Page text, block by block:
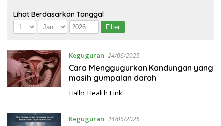
Lihat Berdasarkan Tanggal
Keguguran 24/06/2025
Cara Menggugurkan Kandungan yang
masih gumpalan darah
Hallo Health Link
Keguguran 24/06/2025